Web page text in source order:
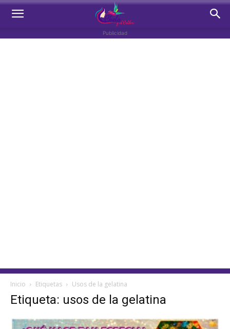
Publicidad
Inicio Etiquetas Usos de la gelatina
Etiqueta: usos de la gelatina